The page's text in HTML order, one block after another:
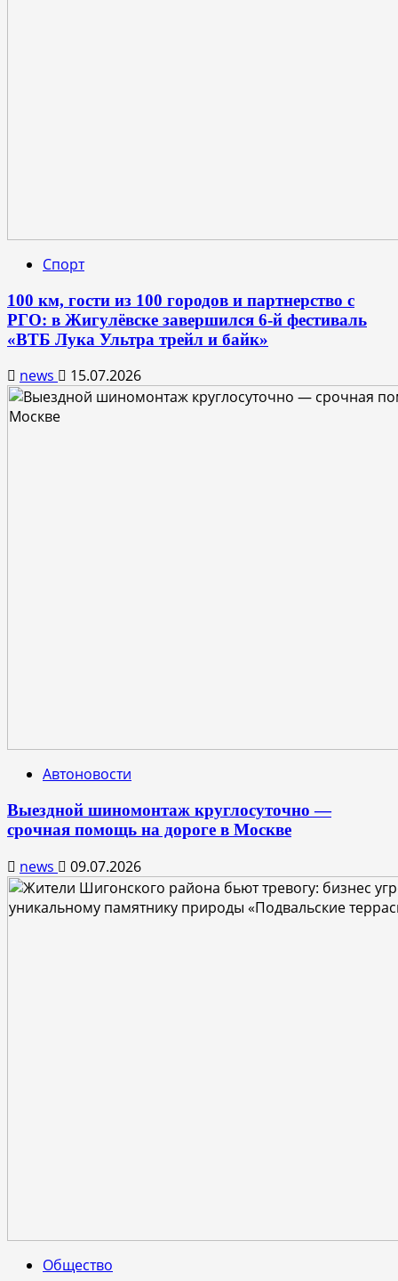
Спорт
100 км, гости из 100 городов и партнерство с
РГО: в Жигулёвске завершился 6-й фестиваль
«ВТБ Лука Ультра трейл и байк»
news 15.07.2026
Автоновости
Выездной шиномонтаж круглосуточно —
срочная помощь на дороге в Москве
news 09.07.2026
Общество